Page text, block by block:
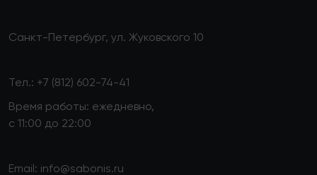
Санкт-Петербург, ул. Жуковского 10
Тел.: +7 (812) 602-74-41
Время работы: ежедневно,
с 11:00 до 22:00
Email: info@sabonis.ru